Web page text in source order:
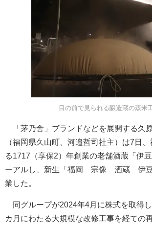
目の前で見られる醸造蔵の蒸米
「茅乃舎」ブランドなどを展開する久
（福岡県久山町、河邉哲司社主）は7日
る1717（享保2）年創業の老舗酒蔵「伊
ーアルし、新生「福岡 宗像 酒蔵 伊豆
業した。
同グループが2024年4月に株式を取得
カ月にわたる大規模な改修工事を経ての